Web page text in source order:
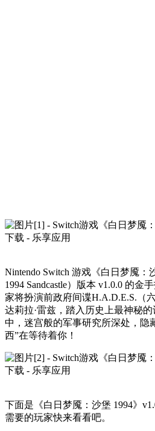
Nintendo Switch 游戏《白日梦魇：
1994 Sandcastle）版本 v1.0.0 的金
家将扮演前政府间谍H.A.D.E.S.（
达莉拉·雷兹，踏入历史上最神秘
中，迷宫般的军事研究所深处，隐
西”在等待着你！
下面是《白日梦魇：沙堡 1994》
需要的玩家快来看看吧。